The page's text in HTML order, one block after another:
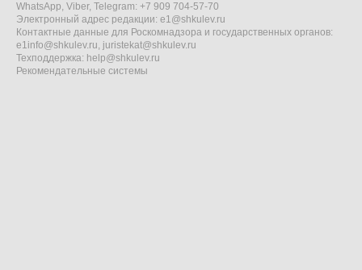
WhatsApp, Viber, Telegram: +7 909 704-57-70
Электронный адрес редакции: e1@shkulev.ru
Контактные данные для Роскомнадзора и государственных органов:
e1info@shkulev.ru, juristekat@shkulev.ru
Техподдержка: help@shkulev.ru
Рекомендательные системы